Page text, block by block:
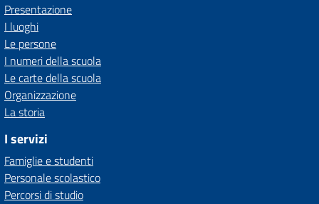
Presentazione
I luoghi
Le persone
I numeri della scuola
Le carte della scuola
Organizzazione
La storia
I servizi
Famiglie e studenti
Personale scolastico
Percorsi di studio